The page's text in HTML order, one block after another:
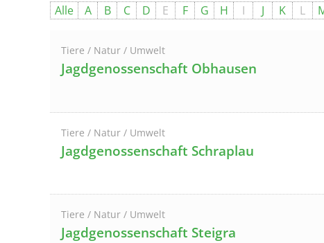
Alle A B C D E F G H I J K L
Tiere / Natur / Umwelt
Jagdgenossenschaft Obhausen
Tiere / Natur / Umwelt
Jagdgenossenschaft Schraplau
Tiere / Natur / Umwelt
Jagdgenossenschaft Steigra